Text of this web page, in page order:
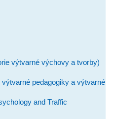
výtvarné výchovy a tvorby)
pedagogiky a výtvarné
and Traffic